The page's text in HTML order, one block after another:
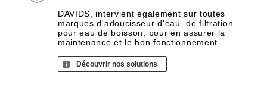
DAVIDS, intervient également sur toutes
marques d'adoucisseur d'eau, de filtration
pour eau de boisson, pour en assurer la
maintenance et le bon fonctionnement.
Découvrir nos solutions